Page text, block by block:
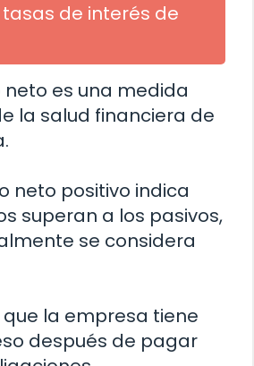
de interés de
neto es una medida
la salud financiera de
neto positivo indica
superan a los pasivos,
se considera
que la empresa tiene
después de pagar